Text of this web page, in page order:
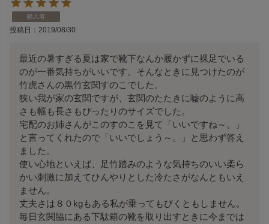
購入者
投稿日 2019/08/30
最近の暑すぎる夏は家で靴下なんか履かずに裸足でいる
のが一番気持ちがいいです。そんなときに見つけたのが
竹虎さんの黒竹玄関すのこでした。
狭い我が家の玄関ですが、玄関のたたきに嘘のように高
さも幅も長さもぴったりのサイズでした。
宅配のお姉さんがこのすのこを見て「いいですね～。」
と言ってくれたので「いいでしょう～。」と思わず答え
ました。
使い心地といえば、足竹踏みのような気持ちのいい柔ら
かい刺激に加えてひんやりとした冷たさがなんともいえ
ません。
丈夫さは８０kgもある私が乗ってもびくともしません。
毎日玄関脇にある下駄箱の靴を取り出すときに今までは